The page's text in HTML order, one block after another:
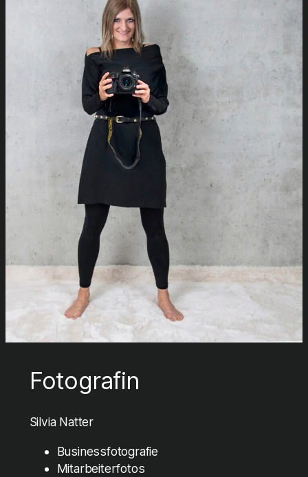
Fotografin
Silvia Natter
Businessfotografie
Mitarbeiterfotos